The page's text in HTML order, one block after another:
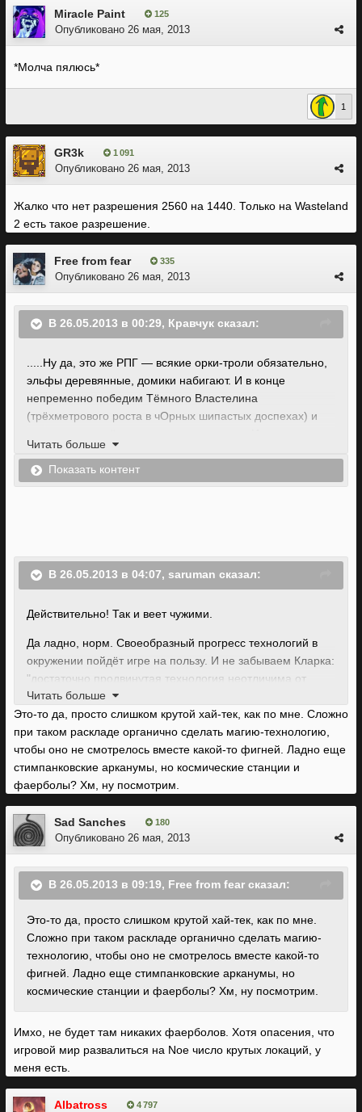
Miracle Paint 125
Опубликовано 26 мая, 2013
*Молча пялюсь*
1
GR3k 1 091
Опубликовано 26 мая, 2013
Жалко что нет разрешения 2560 на 1440. Только на Wasteland
2 есть такое разрешение.
Free from fear 335
Опубликовано 26 мая, 2013
В 26.05.2013 в 00:29, Кравчук сказал:
.....Ну да, это же РПГ — всякие орки-троли обязательно,
эльфы деревянные, домики набигают. И в конце
непременно победим Тёмного Властелина
(трёхметрового роста в чОрных шипастых доспехах) и
после его смерти рушится, и молнии сверкают. И ещё в
игре должен быть дракон обязательно. В подземелье.
Иначе это не РПГ.
Читать больше
Показать контент
В 26.05.2013 в 04:07, saruman сказал:
Действительно! Так и веет чужими.
Да ладно, норм. Своеобразный прогресс технологий в
окружении пойдёт игре на пользу. И не забываем Кларка:
"достаточно продвинутая технология неотличима от
магии" или как там.
Читать больше
Это-то да, просто слишком крутой хай-тек, как по мне. Сложно
при таком раскладе органично сделать магию-технологию,
чтобы оно не смотрелось вместе какой-то фигней. Ладно еще
стимпанковские арканумы, но космические станции и
фаерболы? Хм, ну посмотрим.
Sad Sanches 180
Опубликовано 26 мая, 2013
В 26.05.2013 в 09:19, Free from fear сказал:
Это-то да, просто слишком крутой хай-тек, как по мне.
Сложно при таком раскладе органично сделать магию-
технологию, чтобы оно не смотрелось вместе какой-то
фигней. Ладно еще стимпанковские арканумы, но
космические станции и фаерболы? Хм, ну посмотрим.
Имхо, не будет там никаких фаерболов. Хотя опасения, что
игровой мир развалиться на Nое число крутых локаций, у
меня есть.
Albatross 4 797